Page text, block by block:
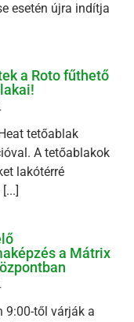
esetén újra indítja
a Roto fűthető
tetőablak
A tetőablakok
lakótérré
a Mátrix
9:00-től várják a